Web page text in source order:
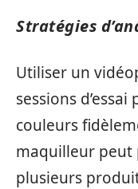
Stratégies
Utiliser un
sessions
couleurs
maquilleur peut
plusieurs